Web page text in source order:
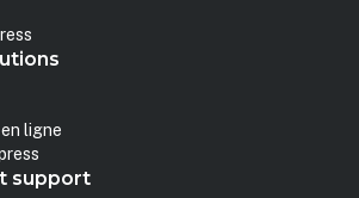
ligne
support